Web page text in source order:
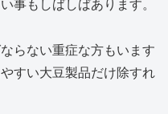
らない重症な方もいます
すい大豆製品だけ除すれ